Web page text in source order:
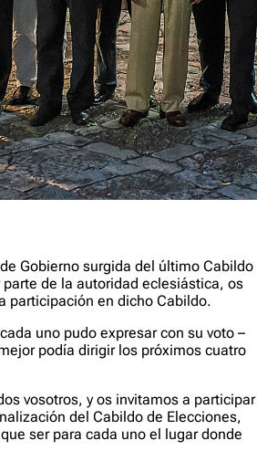
Gobierno surgida del último Cabildo
de la autoridad eclesiástica, os
participación en dicho Cabildo.
uno pudo expresar con su voto –
podía dirigir los próximos cuatro
vosotros, y os invitamos a participar
del Cabildo de Elecciones,
ser para cada uno el lugar donde